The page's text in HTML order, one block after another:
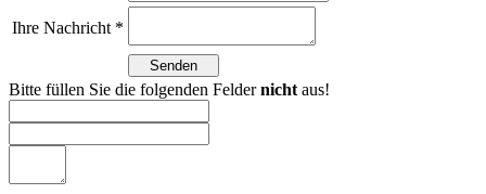
Ihre Nachricht *
Bitte füllen Sie die folgenden Feldernicht aus!